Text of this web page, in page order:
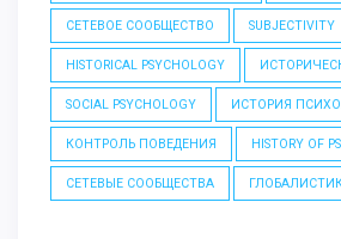
СЕТЕВОЕ СООБЩЕСТВО SUBJECTIVITY
HISTORICAL PSYCHOLOGY
SOCIAL PSYCHOLOGY ИСТОРИЯ
КОНТРОЛЬ ПОВЕДЕНИЯ HISTORY OF
СЕТЕВЫЕ СООБЩЕСТВА